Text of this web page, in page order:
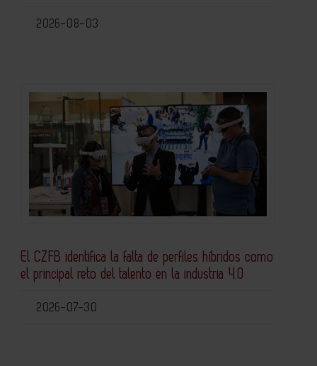
2026-08-03
El CZFB identifica la falta de perfiles híbridos como
el principal reto del talento en la industria 4.0
2026-07-30